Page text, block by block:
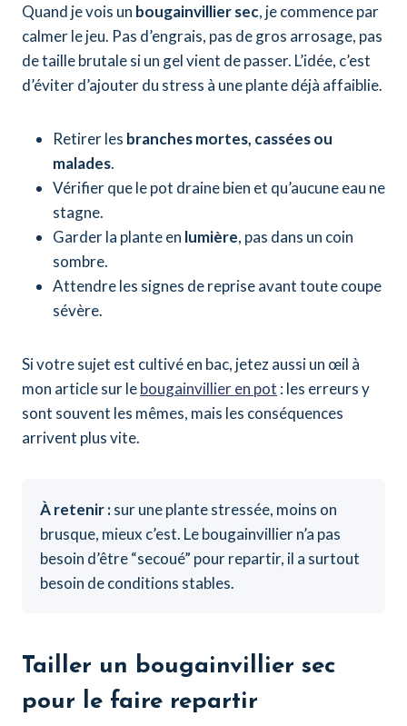
Quand je vois un bougainvillier sec, je commence par
calmer le jeu. Pas d’engrais, pas de gros arrosage, pas
de taille brutale si un gel vient de passer. L’idée, c’est
d’éviter d’ajouter du stress à une plante déjà affaiblie.
Retirer les branches mortes, cassées ou
malades.
Vérifier que le pot draine bien et qu’aucune eau ne
stagne.
Garder la plante en lumière, pas dans un coin
sombre.
Attendre les signes de reprise avant toute coupe
sévère.
Si votre sujet est cultivé en bac, jetez aussi un œil à
mon article sur lebougainvillier en pot : les erreurs y
sont souvent les mêmes, mais les conséquences
arrivent plus vite.
À retenir :sur une plante stressée, moins on
brusque, mieux c’est. Le bougainvillier n’a pas
besoin d’être “secoué” pour repartir, il a surtout
besoin de conditions stables.
Tailler un bougainvillier sec
pour le faire repartir